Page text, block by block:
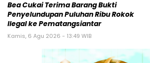
Bea Cukai Terima Barang Bukti
Penyelundupan Puluhan Ribu Rokok
Ilegal ke Pematangsiantar
Kamis, 6 Agu 2026 - 13:49 WIB